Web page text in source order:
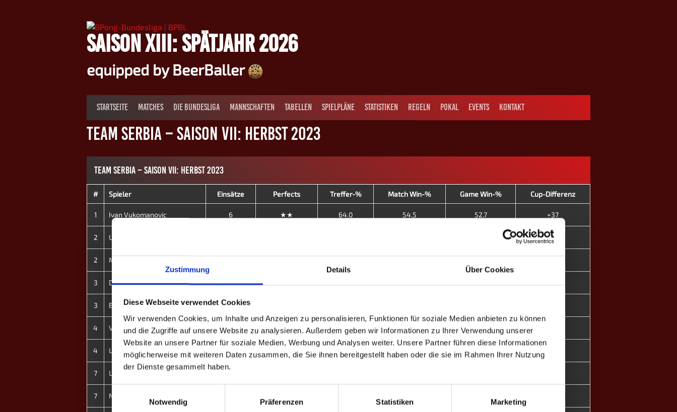
Zustimmung Details Über Cookies
Diese Webseite verwendet Cookies
Wir verwenden Cookies, um Inhalte und Anzeigen zu personalisieren, Funktionen für soziale Medien anbieten zu können
und die Zugriffe auf unsere Website zu analysieren. Außerdem geben wir Informationen zu Ihrer Verwendung unserer
Website an unsere Partner für soziale Medien, Werbung und Analysen weiter. Unsere Partner führen diese Informationen
möglicherweise mit weiteren Daten zusammen, die Sie ihnen bereitgestellt haben oder die sie im Rahmen Ihrer Nutzung
der Dienste gesammelt haben.
Notwendig
Präferenzen Statistiken Marketing
SAISON XIII: SPÄTJAHR 2026
equipped by BeerBaller
STARTSEITE MATCHES DIE BUNDESLIGA MANNSCHAFTEN TABELLEN SPIELPLÄNE STATISTIKEN REGELN POKAL EVENTS KONTAKT
Team Serbia – Saison VII: Herbst 2023
TEAM SERBIA – SAISON VII: HERBST 2023
# Spieler Einsätze Perfects Treffer-% Match Win-% Game Win-% Cup-Differenz
1 Ivan Vukomanovic 6 ★★ 64.0 54.5 52.7 +37
2 Uros Djuric -6
2 Milos Gajovic
3 Danilo Prascevic 8
3 Bozidar Race 6
4 Vasilije Obradovic 4 - 62.9 20.0 39.3
4 Lazar Karadzic 4 ★★★ 66.0 70.0
7 Luka Markovic
7 Nikoleta Radicevic ♀